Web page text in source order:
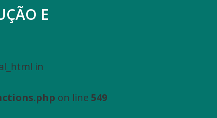
E
in
on line 549